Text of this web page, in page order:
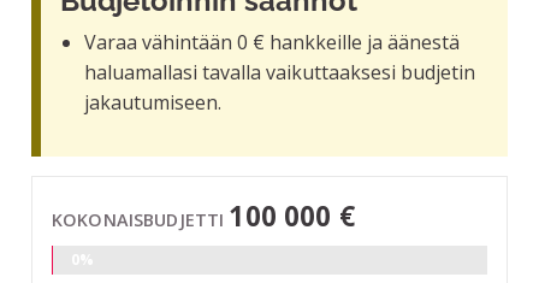
Varaa vähintään 0 € hankkeille ja äänestä
haluamallasi tavalla vaikuttaaksesi budjetin
jakautumiseen.
KOKONAISBUDJETTI 100 000 €